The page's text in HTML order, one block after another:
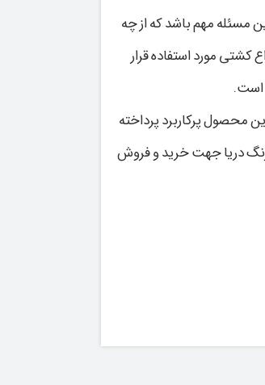
مسئله مهم باشد که از چه
کشتی مورد استفاده قرار
است.
محصول پرکاربرد پرداخته
دریا جهت خرید و فروش